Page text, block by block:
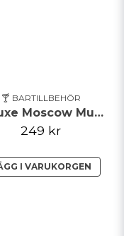
🍸 BARTILLBEHÖR
Deluxe Moscow Mule Set
249 kr
I VARUKORGEN